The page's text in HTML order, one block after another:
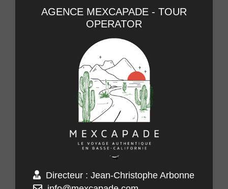
AGENCE MEXCAPADE - TOUR
OPERATOR
Directeur : Jean-Christophe Arbonne